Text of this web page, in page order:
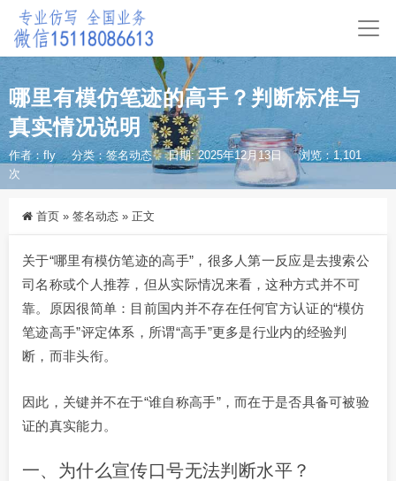
哪里有模仿笔迹的高手？判断标准与
真实情况说明
作者：fly 分类：签名动态 日期: 2025年12月13日
浏览：1,101
次
首页 » 签名动态 » 正文
关于“哪里有模仿笔迹的高手”，很多人第一反应是去搜索公
司名称或个人推荐，但从实际情况来看，这种方式并不可
靠。原因很简单：目前国内并不存在任何官方认证的“模仿
笔迹高手”评定体系，所谓“高手”更多是行业内的经验判
断，而非头衔。
因此，关键并不在于“谁自称高手”，而在于是否具备可被验
证的真实能力。
一、为什么宣传口号无法判断水平？